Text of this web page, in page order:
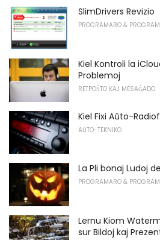
SlimDrivers Revizio
PROGRAMARO &
Kiel Kontroli la
Problemoj
RETPOŜTO KAJ MESAĜADO
Kiel Fixi Aŭto-
AŬTO-TEKNIKO
La Pli bonaj Ludoj
PROGRAMARO &
Lernu Kiom
sur Bildoj kaj